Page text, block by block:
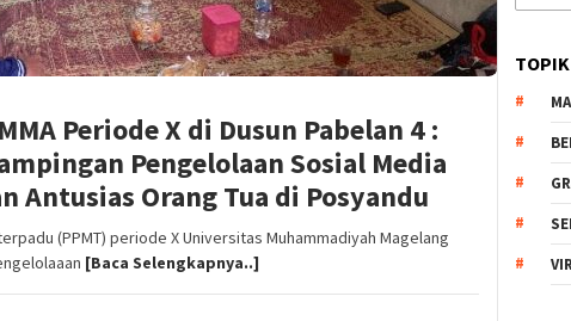
Periode X di Dusun Pabelan 4 :
Pengelolaan Sosial Media
Antusias Orang Tua di Posyandu
(PPMT) periode X Universitas Muhammadiyah Magelang
[Baca Selengkapnya..]
untuk: